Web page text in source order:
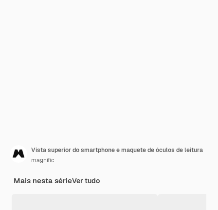
Vista superior do smartphone e maquete de óculos de leitura
magnific
Mais nesta sérieVer tudo